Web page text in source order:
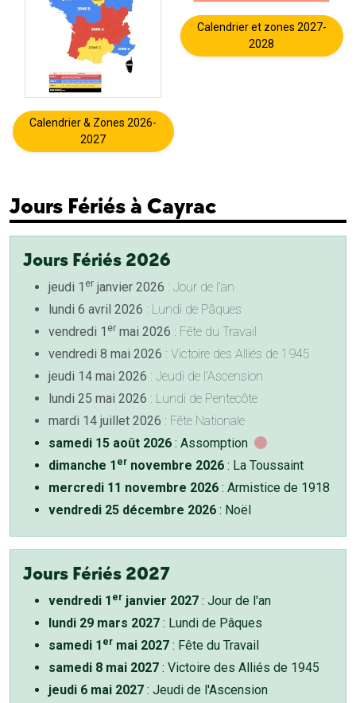
Calendrier & Zones 2026-
2027
Calendrier et zones 2027-
2028
Jours Fériés à Cayrac
Jours Fériés 2026
jeudi 1 er janvier 2026 : Jour de l'an
lundi 6 avril 2026 : Lundi de Pâques
vendredi 1 er mai 2026 : Fête du Travail
vendredi 8 mai 2026 : Victoire des Alliés de 1945
jeudi 14 mai 2026 : Jeudi de l'Ascension
lundi 25 mai 2026 : Lundi de Pentecôte
mardi 14 juillet 2026 : Fête Nationale
samedi 15 août 2026 : Assomption
dimanche 1 er novembre 2026 : La Toussaint
mercredi 11 novembre 2026 : Armistice de 1918
vendredi 25 décembre 2026 : Noël
Jours Fériés 2027
vendredi 1 er janvier 2027 : Jour de l'an
lundi 29 mars 2027 : Lundi de Pâques
samedi 1 er mai 2027 : Fête du Travail
samedi 8 mai 2027 : Victoire des Alliés de 1945
jeudi 6 mai 2027 : Jeudi de l'Ascension